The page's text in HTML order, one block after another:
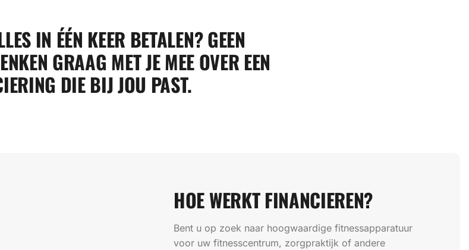
IN ÉÉN KEER BETALEN? GEEN
GRAAG MET JE MEE OVER EEN
DIE BIJ JOU PAST.
HOE WERKT FINANCIEREN?
Bent u op zoek naar hoogwaardige fitnessapparatuur
voor uw fitnesscentrum, zorgpraktijk of andere